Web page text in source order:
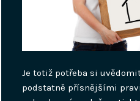
Je totiž potřeba si
podstatně přísnějšími